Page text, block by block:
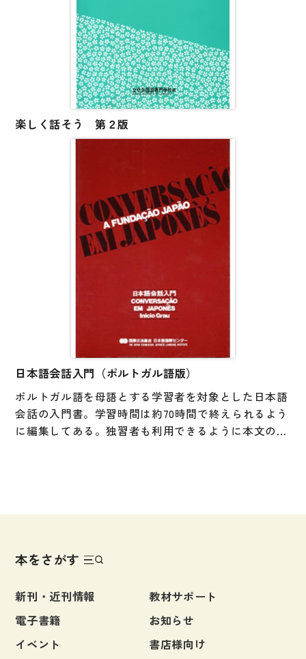
楽しく話そう 第２版
日本語会話入門（ポルトガル語版）
ポルトガル語を母語とする学習者を対象とした日本語
会話の入門書。学習時間は約70時間で終えられるよう
に編集してある。独習者も利用できるように本文の訳
本をさがす
新刊・近刊情報
教材サポート
電子書籍
お知らせ
イベント
書店様向け